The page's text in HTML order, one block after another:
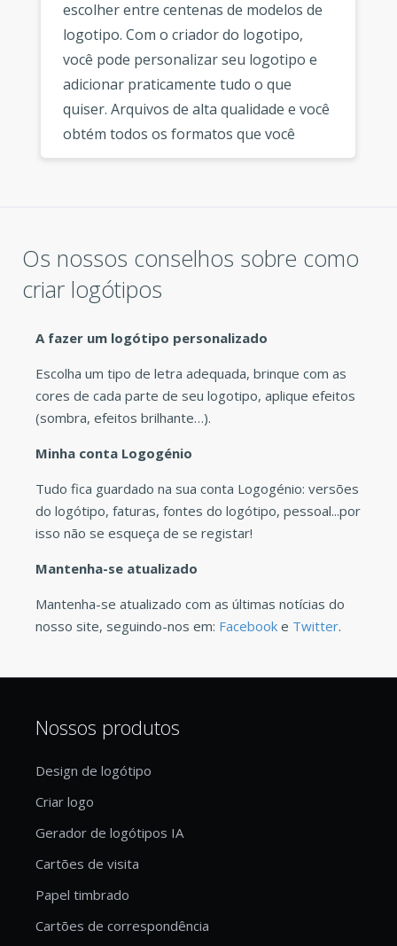
escolher entre centenas de modelos de
logotipo. Com o criador do logotipo,
você pode personalizar seu logotipo e
adicionar praticamente tudo o que
quiser. Arquivos de alta qualidade e você
obtém todos os formatos que você
precisa. Obrigado novamente por este
Os nossos conselhos sobre como
criar logótipos
A fazer um logótipo personalizado
Escolha um tipo de letra adequada, brinque com as
cores de cada parte de seu logotipo, aplique efeitos
(sombra, efeitos brilhante…).
Minha conta Logogénio
Tudo fica guardado na sua conta Logogénio: versões
do logótipo, faturas, fontes do logótipo, pessoal...por
isso não se esqueça de se registar!
Mantenha-se atualizado
Mantenha-se atualizado com as últimas notícias do
nosso site, seguindo-nos em: Facebook e Twitter.
Nossos produtos
Design de logótipo
Criar logo
Gerador de logótipos IA
Cartões de visita
Papel timbrado
Cartões de correspondência